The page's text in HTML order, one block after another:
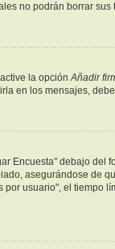
no podrán borrar
la opciónAñadir
en los mensajes,
Encuesta" debajo
asegurándose de
usuario", el tiempo